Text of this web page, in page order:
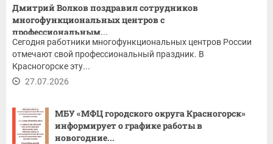
Дмитрий Волков поздравил сотрудников
многофункциональных центров с
профессиональным...
Сегодня работники многофункциональных центров России
отмечают свой профессиональный праздник. В
Красногорске эту...
27.07.2026
МБУ «МФЦ городского округа Красногорск»
информирует о графике работы в
новогодние...